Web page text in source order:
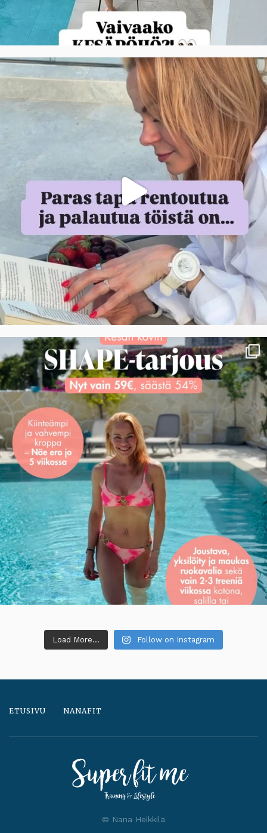
Load More... Follow on Instagram
ETUSIVU NANAFIT
© Nana Heikkilä